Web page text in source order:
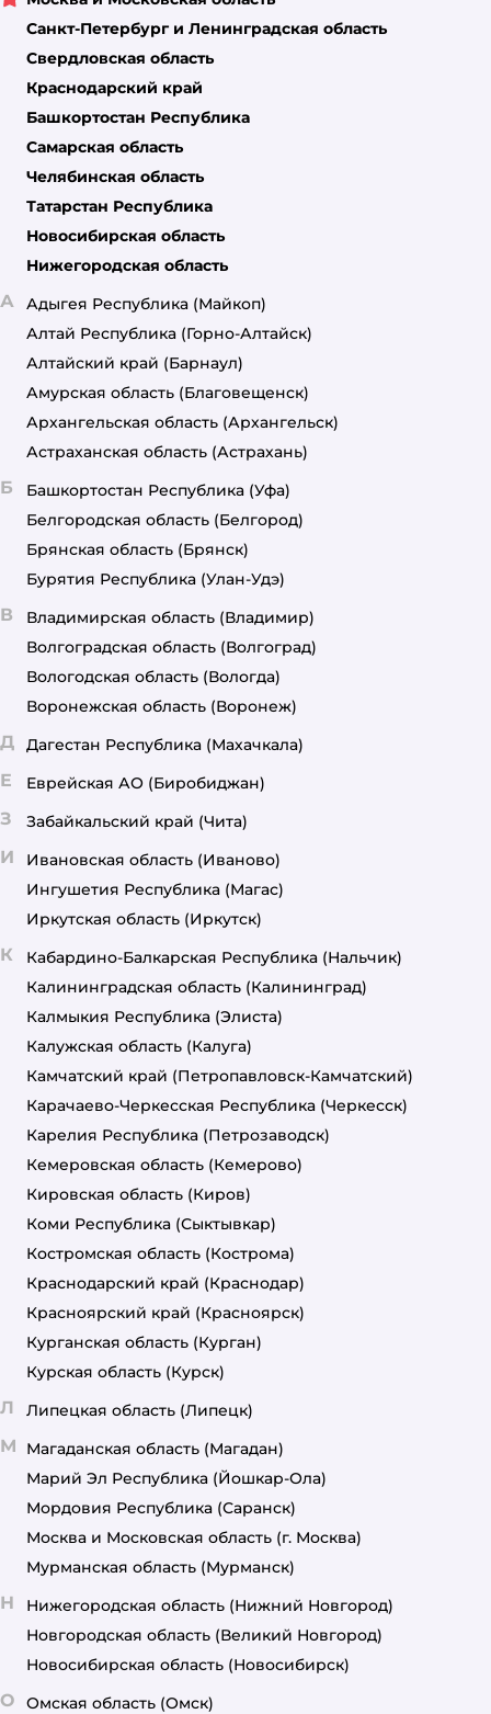
Санкт-Петербург и Ленинградская область
Свердловская область
Краснодарский край
Башкортостан Республика
Самарская область
Челябинская область
Татарстан Республика
Новосибирская область
Нижегородская область
А Адыгея Республика (Майкоп)
Алтай Республика (Горно-Алтайск)
Алтайский край (Барнаул)
Амурская область (Благовещенск)
Архангельская область (Архангельск)
Астраханская область (Астрахань)
Б Башкортостан Республика (Уфа)
Белгородская область (Белгород)
Брянская область (Брянск)
Бурятия Республика (Улан-Удэ)
В Владимирская область (Владимир)
Волгоградская область (Волгоград)
Вологодская область (Вологда)
Воронежская область (Воронеж)
Д Дагестан Республика (Махачкала)
Е Еврейская АО (Биробиджан)
З Забайкальский край (Чита)
И Ивановская область (Иваново)
Ингушетия Республика (Магас)
Иркутская область (Иркутск)
К Кабардино-Балкарская Республика (Нальчик)
Калининградская область (Калининград)
Калмыкия Республика (Элиста)
Калужская область (Калуга)
Камчатский край (Петропавловск-Камчатский)
Карачаево-Черкесская Республика (Черкесск)
Карелия Республика (Петрозаводск)
Кемеровская область (Кемерово)
Кировская область (Киров)
Коми Республика (Сыктывкар)
Костромская область (Кострома)
Краснодарский край (Краснодар)
Красноярский край (Красноярск)
Курганская область (Курган)
Курская область (Курск)
Л Липецкая область (Липецк)
М Магаданская область (Магадан)
Марий Эл Республика (Йошкар-Ола)
Мордовия Республика (Саранск)
Москва и Московская область (г. Москва)
Мурманская область (Мурманск)
Н Нижегородская область (Нижний Новгород)
Новгородская область (Великий Новгород)
Новосибирская область (Новосибирск)
О Омская область (Омск)